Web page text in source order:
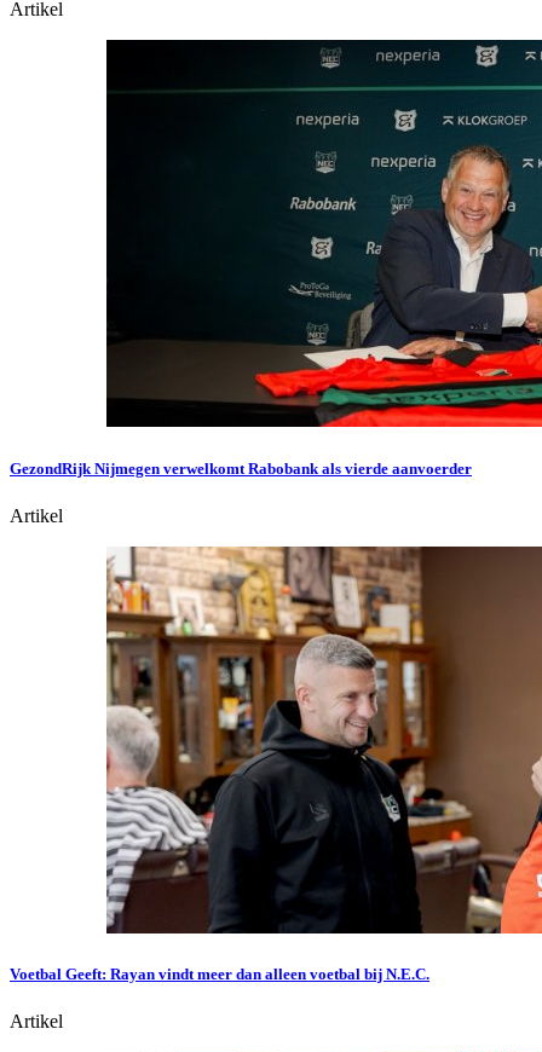
Artikel
GezondRijk Nijmegen verwelkomt Rabobank als vierde aanvoerder
Artikel
Voetbal Geeft: Rayan vindt meer dan alleen voetbal bij N.E.C.
Artikel